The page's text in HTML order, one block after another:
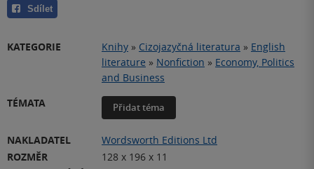
Sdílet
KATEGORIE Knihy » Cizojazyčná literatura » English
literature » Nonfiction » Economy, Politics
and Business
TÉMATA
Přidat téma
NAKLADATEL
Wordsworth Editions Ltd
ROZMĚR
128 x 196 x 11